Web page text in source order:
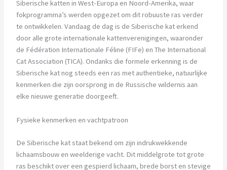
Siberische katten in West-Europa en Noord-Amerika, waar
fokprogramma’s werden opgezet om dit robuuste ras verder
te ontwikkelen. Vandaag de dag is de Siberische kat erkend
door alle grote internationale kattenverenigingen, waaronder
de Fédération Internationale Féline (FIFe) en The International
Cat Association (TICA). Ondanks die formele erkenning is de
Siberische kat nog steeds een ras met authentieke, natuurlijke
kenmerken die zijn oorsprong in de Russische wildernis aan
elke nieuwe generatie doorgeeft.
Fysieke kenmerken en vachtpatroon
De Siberische kat staat bekend om zijn indrukwekkende
lichaamsbouw en weelderige vacht. Dit middelgrote tot grote
ras beschikt over een gespierd lichaam, brede borst en stevige